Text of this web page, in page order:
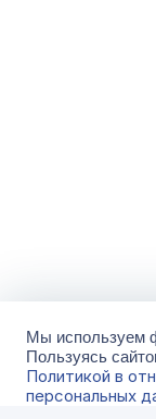
Мы используем
Пользуясь
Политикой в
персональных